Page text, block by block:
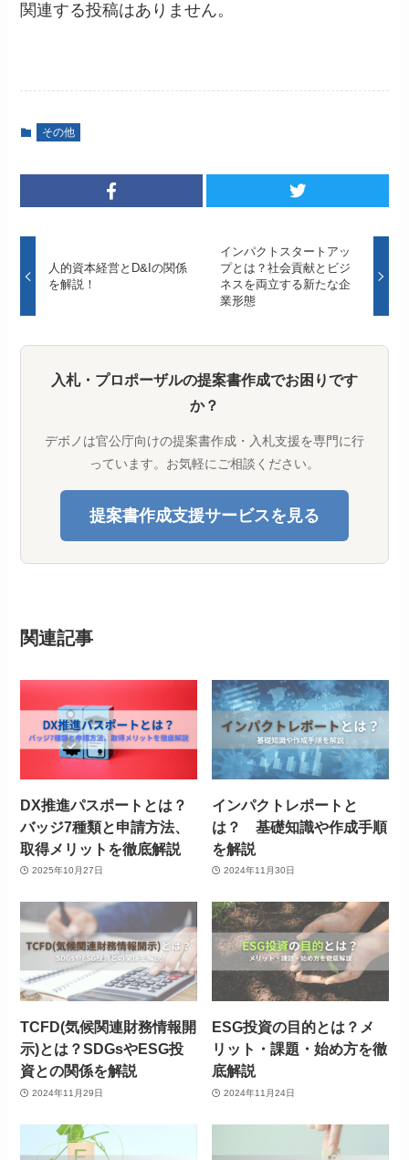
関連する投稿はありません。
その他
人的資本経営とD&Iの関係
を解説！
インパクトスタートアッ
プとは？社会貢献とビジ
ネスを両立する新たな企
業形態
入札・プロポーザルの提案書作成でお困りです
か？
デボノは官公庁向けの提案書作成・入札支援を専門に行
っています。お気軽にご相談ください。
提案書作成支援サービスを見る
関連記事
DX推進パスポートとは？
バッジ7種類と申請方法、
取得メリットを徹底解説
2025年10月27日
インパクトレポートと
は？ 基礎知識や作成手順
を解説
2024年11月30日
TCFD(気候関連財務情報開
示)とは？SDGsやESG投
資との関係を解説
2024年11月29日
ESG投資の目的とは？メ
リット・課題・始め方を徹
底解説
2024年11月24日